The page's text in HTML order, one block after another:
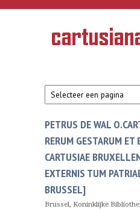
Overslaan en naar de inhoud gaan
Geschiedenis
van de
PETRUS DE WAL
RERUM GESTARUM ET
CARTUSIAE
EXTERNIS TUM
BRUSSEL]
Brussel, Koninklijke